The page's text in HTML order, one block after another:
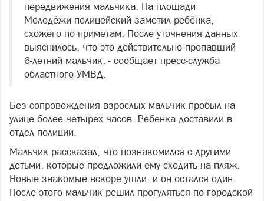
передвижения мальчика. На площади
Молодёжи полицейский заметил ребёнка,
схожего по приметам. После уточнения данных
выяснилось, что это действительно пропавший
6-летний мальчик, - сообщает пресс-служба
областного УМВД.
Без сопровождения взрослых мальчик пробыл на
улице более четырех часов. Ребенка доставили в
отдел полиции.
Мальчик рассказал, что познакомился с другими
детьми, которые предложили ему сходить на пляж.
Новые знакомые вскоре ушли, и он остался один.
После этого мальчик решил прогуляться по городской